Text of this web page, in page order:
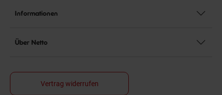
Informationen
Über Netto
Vertrag widerrufen